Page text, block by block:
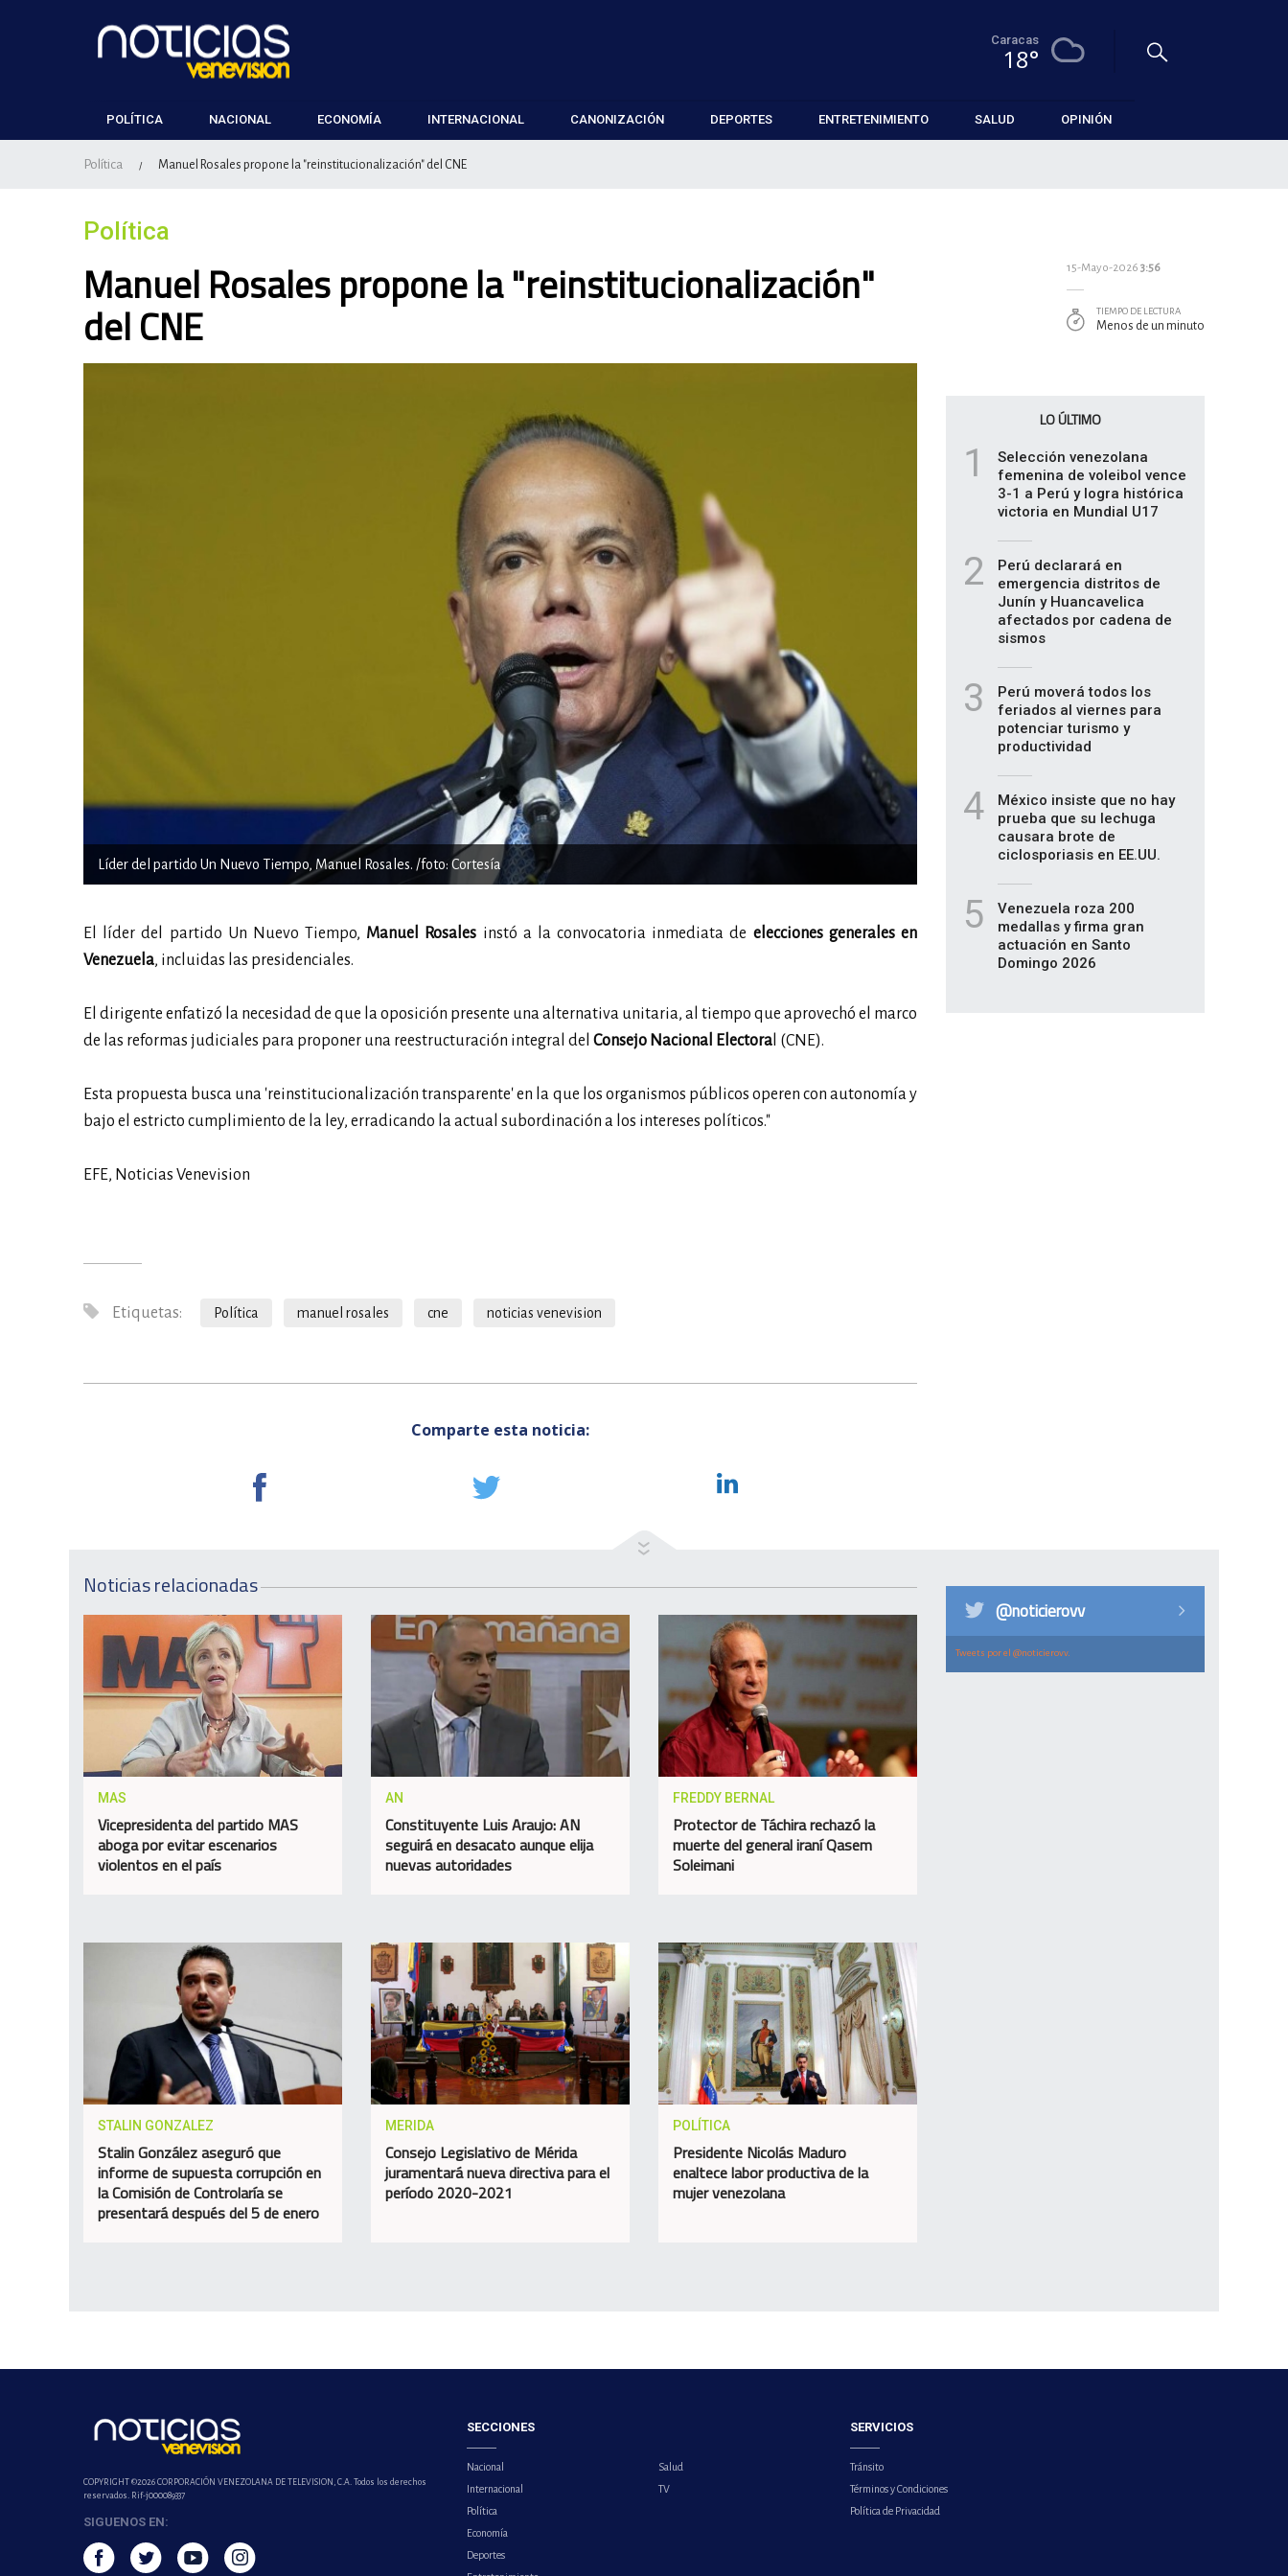
Caracas
18°
POLÍTICA NACIONAL ECONOMÍA INTERNACIONAL CANONIZACIÓN DEPORTES ENTRETENIMIENTO SALUD OPINIÓN
Política / Manuel Rosales propone la "reinstitucionalización" del CNE
Política
Manuel Rosales propone la "reinstitucionalización"
del CNE
Líder del partido Un Nuevo Tiempo, Manuel Rosales. /foto: Cortesía
El líder del partido Un Nuevo Tiempo, Manuel Rosales instó a la convocatoria inmediata de elecciones generales en
Venezuela, incluidas las presidenciales.
El dirigente enfatizó la necesidad de que la oposición presente una alternativa unitaria, al tiempo que aprovechó el marco
de las reformas judiciales para proponer una reestructuración integral del Consejo Nacional Electora l (CNE).
Esta propuesta busca una 'reinstitucionalización transparente' en la que los organismos públicos operen con autonomía y
bajo el estricto cumplimiento de la ley, erradicando la actual subordinación a los intereses políticos."
EFE, Noticias Venevision
Etiquetas: Política manuel rosales cne noticias venevision
Comparte esta noticia:
15-Mayo-2026 3:56
TIEMPO DE LECTURA
Menos de un minuto
LO ÚLTIMO
1
Selección venezolana
femenina de voleibol vence
3-1 a Perú y logra histórica
victoria en Mundial U17
2
Perú declarará en
emergencia distritos de
Junín y Huancavelica
afectados por cadena de
sismos
3
Perú moverá todos los
feriados al viernes para
potenciar turismo y
productividad
4
México insiste que no hay
prueba que su lechuga
causara brote de
ciclosporiasis en EE.UU.
5
Venezuela roza 200
medallas y firma gran
actuación en Santo
Domingo 2026
Noticias relacionadas
MAS
Vicepresidenta del partido MAS
aboga por evitar escenarios
violentos en el país
AN
Constituyente Luis Araujo: AN
seguirá en desacato aunque elija
nuevas autoridades
FREDDY BERNAL
Protector de Táchira rechazó la
muerte del general iraní Qasem
Soleimani
STALIN GONZALEZ
Stalin González aseguró que
informe de supuesta corrupción en
la Comisión de Controlaría se
presentará después del 5 de enero
MERIDA
Consejo Legislativo de Mérida
juramentará nueva directiva para el
período 2020-2021
POLÍTICA
Presidente Nicolás Maduro
enaltece labor productiva de la
mujer venezolana
@noticierovv
Tweets por el @noticierovv.
COPYRIGHT ©2026 CORPORACIÓN VENEZOLANA DE TELEVISION, C.A. Todos los derechos
reservados. Rif-j000089337
SIGUENOS EN:
SECCIONES
Nacional
Internacional
Política
Economía
Deportes
Salud
TV
SERVICIOS
Tránsito
Términos y Condiciones
Política de Privacidad